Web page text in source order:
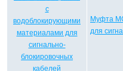
Муфта
для